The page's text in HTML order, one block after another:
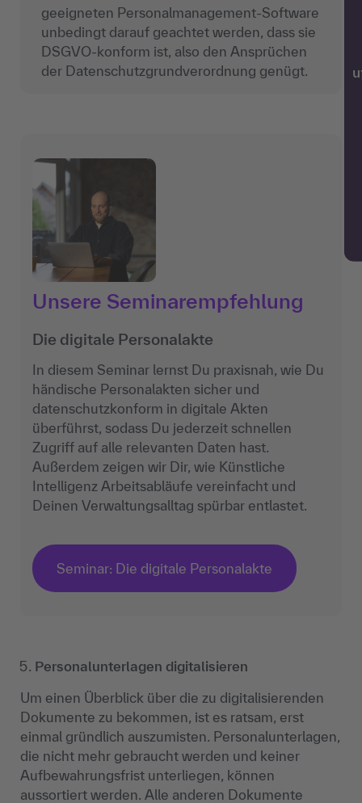
geeigneten Personalmanagement-Software
unbedingt darauf geachtet werden, dass sie
DSGVO-konform ist, also den Ansprüchen
der Datenschutzgrundverordnung genügt.
Unsere Seminarempfehlung
Die digitale Personalakte
In diesem Seminar lernst Du praxisnah, wie Du
händische Personalakten sicher und
datenschutzkonform in digitale Akten
überführst, sodass Du jederzeit schnellen
Zugriff auf alle relevanten Daten hast.
Außerdem zeigen wir Dir, wie Künstliche
Intelligenz Arbeitsabläufe vereinfacht und
Deinen Verwaltungsalltag spürbar entlastet.
Seminar: Die digitale Personalakte
Personalunterlagen digitalisieren
Um einen Überblick über die zu digitalisierenden
Dokumente zu bekommen, ist es ratsam, erst
einmal gründlich auszumisten. Personalunterlagen,
die nicht mehr gebraucht werden und keiner
Aufbewahrungsfrist unterliegen, können
aussortiert werden. Alle anderen Dokumente